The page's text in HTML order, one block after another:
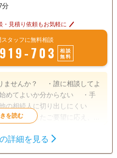
分
・見積り依頼もお気軽に
タッフに無料相談
703
相談
無料
ませんか？ ・誰に相談してよ
めてよいか分からない ・手
相続人に切り出しにくい
応え、お
します。 また家族信託
産分割
詳細を見る